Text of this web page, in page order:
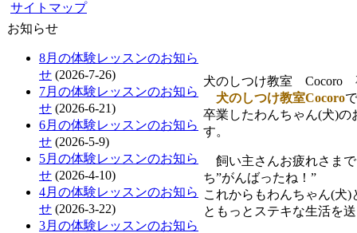
サイトマップ
お知らせ
8月の体験レッスンのお知ら
せ (2026-7-26)
7月の体験レッスンのお知ら
せ (2026-6-21)
6月の体験レッスンのお知ら
せ (2026-5-9)
5月の体験レッスンのお知ら
せ (2026-4-10)
4月の体験レッスンのお知ら
せ (2026-3-22)
3月の体験レッスンのお知ら
犬のしつけ教室 Cocoro
犬のしつけ教室Cocoro
卒業したわんちゃん(犬)の
す。
飼い主さんお疲れさま
ち”がんばったね！”
これからもわんちゃん(犬
ともっとステキな生活を